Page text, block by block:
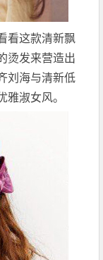
看这款清新飘
烫发来营造出
刘海与清新低
雅淑女风。